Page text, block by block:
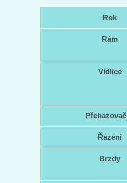
Rok
Rám
Vidlice
Řazení
Brzdy